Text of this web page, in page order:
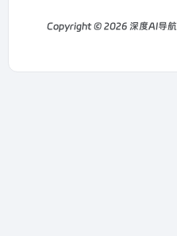
Copyright © 2026 深度AI导航